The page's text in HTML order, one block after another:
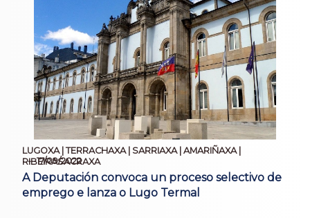
LUGOXA | TERRACHAXA | SARRIAXA | AMARIÑAXA |
RIBEIRASACRAXA
17/09/2022
A Deputación convoca un proceso selectivo de
emprego e lanza o Lugo Termal